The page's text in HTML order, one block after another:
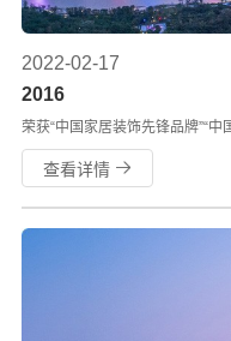
2022-02-17
2016
荣获“中国家居装饰先锋品牌”“
查看详情